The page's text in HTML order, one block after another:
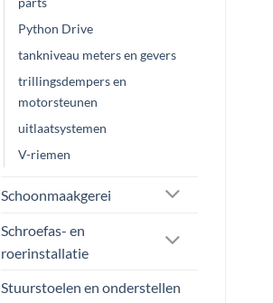
Python Drive
tankniveau meters en gevers
trillingsdempers en
motorsteunen
uitlaatsystemen
V-riemen
Schoonmaakgerei
Schroefas- en
roerinstallatie
Stuurstoelen en onderstellen